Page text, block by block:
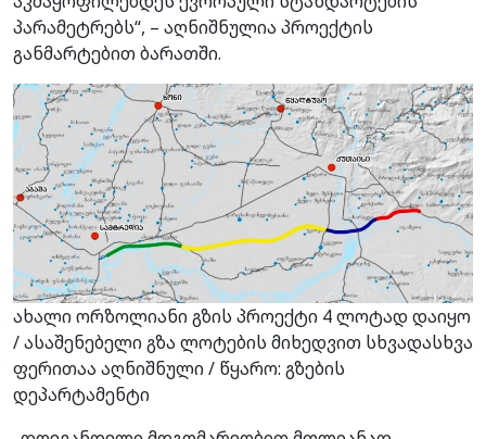
პარამეტრებს“, – აღნიშნულია პროექტის
განმარტებით ბარათში.
ახალი ორზოლიანი გზის პროექტი 4 ლოტად დაიყო
/ ასაშენებელი გზა ლოტების მიხედვით სხვადასხვა
ფერითაა აღნიშნული / წყარო: გზების
დეპარტამენტი